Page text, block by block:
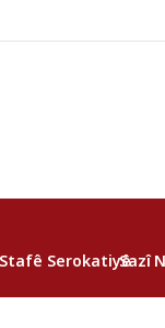
Stafê SerokatiyêSazî